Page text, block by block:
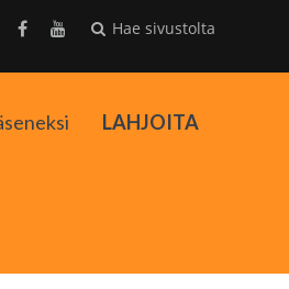
Hae sivustolta
LAHJOITA